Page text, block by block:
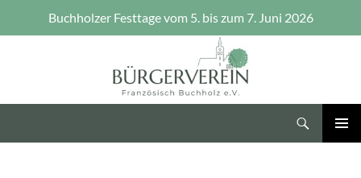
Buchholzer Festtage vom 5. bis zum 7. Juni 2026